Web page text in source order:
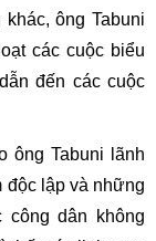
ông Tabuni
các cuộc biểu
đến các cuộc
ông Tabuni lãnh
độc lập và những
công dân không